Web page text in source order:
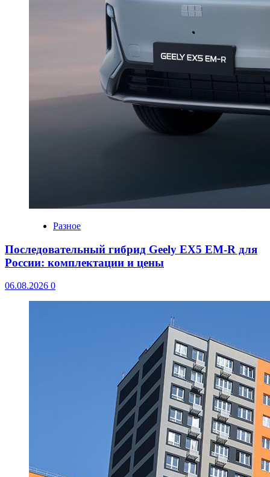
Разное
Последовательный гибрид Geely EX5 EM-R для
России: комплектации и цены
06.08.2026 0